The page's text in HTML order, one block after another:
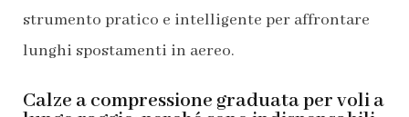
strumento pratico e intelligente per affrontare
lunghi spostamenti in aereo.
Calze a compressione graduata per voli a